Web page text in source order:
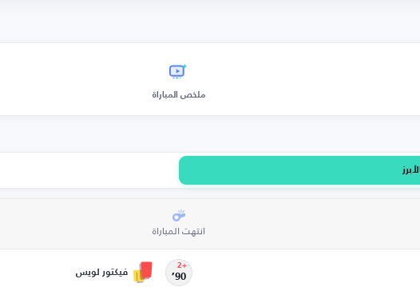
ملخص المباراة
الأبرز
انتهت المباراة
90’
+2
فيكتور لويس